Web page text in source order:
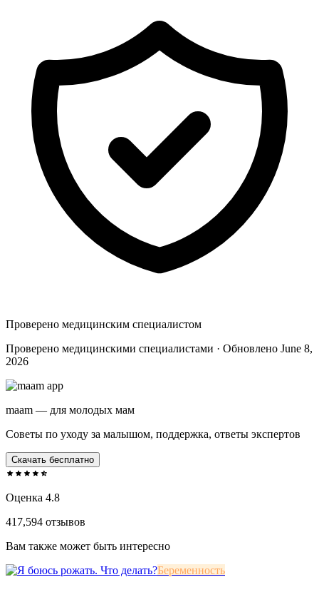
Проверено медицинским специалистом
Проверено медицинскими специалистами · Обновлено June 8,
2026
maam — для молодых мам
Советы по уходу за малышом, поддержка, ответы экспертов
Скачать бесплатно
Оценка 4.8
417,594 отзывов
Вам также может быть интересно
Беременность